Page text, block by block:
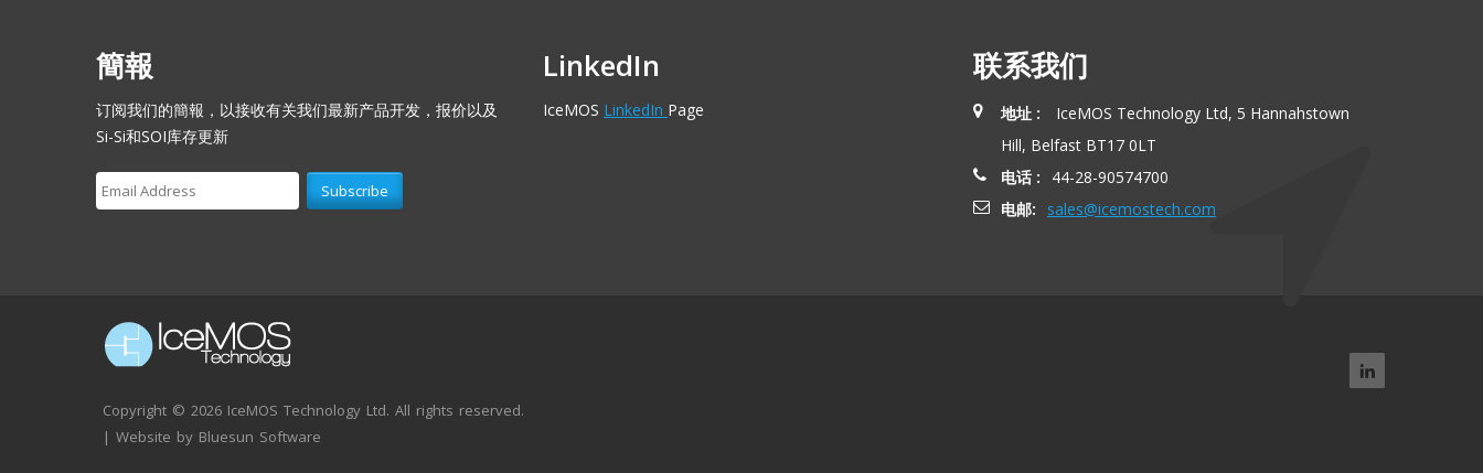
簡報
订阅我们的簡報，以接收有关我们最新产品开发，报价以及
Si-Si和SOI库存更新
LinkedIn
IceMOS LinkedIn Page
联系我们
地址 :
IceMOS Technology Ltd, 5 Hannahstown
Hill, Belfast BT17 0LT
电话 :
44-28-90574700
电邮:
sales@icemostech.com
Copyright © 2026 IceMOS Technology Ltd. All rights reserved.
| Website by Bluesun Software